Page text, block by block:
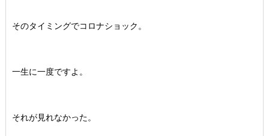
そのタイミングでコロナショック。
一生に一度ですよ。
それが見れなかった。